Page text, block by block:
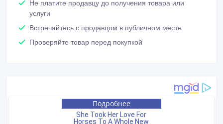
Не платите продавцу до получения товара или
услуги
Встречайтесь с продавцом в публичном месте
Проверяйте товар перед покупкой